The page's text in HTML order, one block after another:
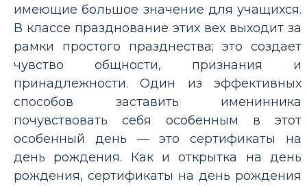
имеющие большое значение для учащихся.
В классе празднование этих вех выходит за
рамки простого празднества; это создает
чувство общности, признания и
принадлежности. Один из эффективных
способов заставить именинника
почувствовать себя особенным в этот
особенный день — это сертификаты на
день рождения. Как и открытка на день
рождения, сертификаты на день рождения